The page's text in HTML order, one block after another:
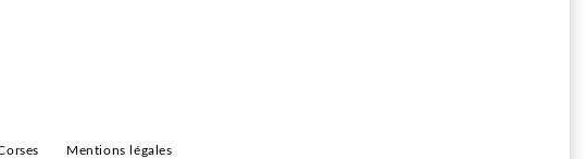
Mentions légales